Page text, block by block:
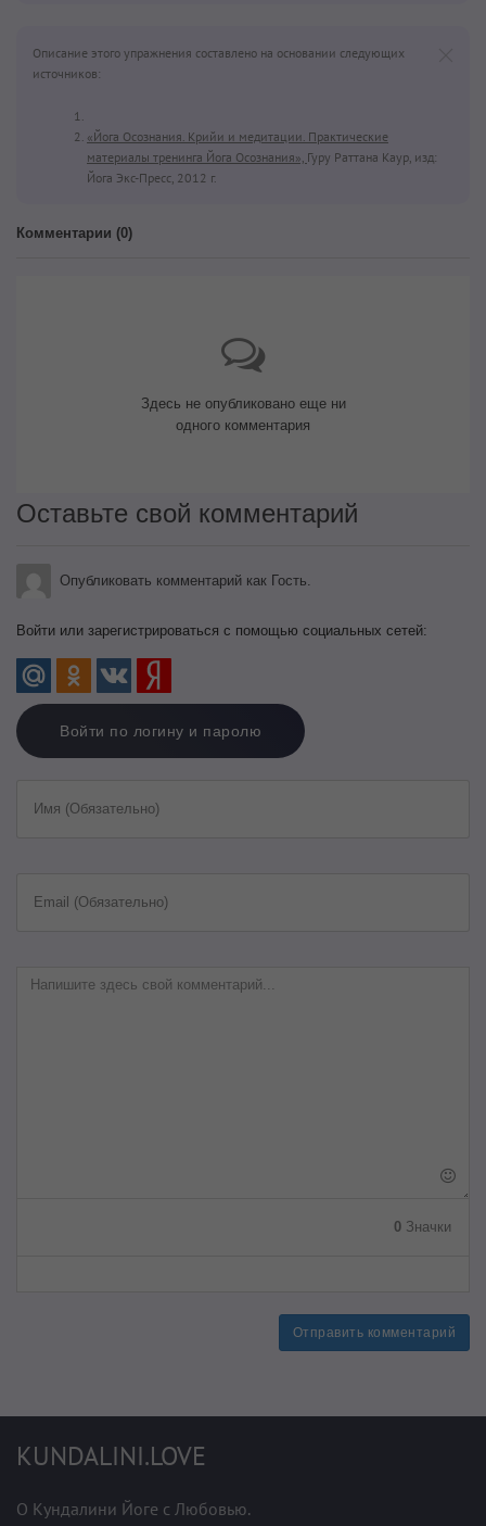
Описание этого упражнения составлено на основании следующих
источников:
«Йога Осознания. Крийи и медитации. Практические
материалы тренинга Йога Осознания», Гуру Раттана Каур, изд:
Йога Экс-Пресс, 2012 г.
Комментарии (0)
Здесь не опубликовано еще ни
одного комментария
Оставьте свой комментарий
Опубликовать комментарий как Гость.
Войти или зарегистрироваться с помощью социальных сетей:
Войти по логину и паролю
Имя (Обязательно)
Email (Обязательно)
0 Значки
Отправить комментарий
KUNDALINI.LOVE
О Кундалини Йоге с Любовью.